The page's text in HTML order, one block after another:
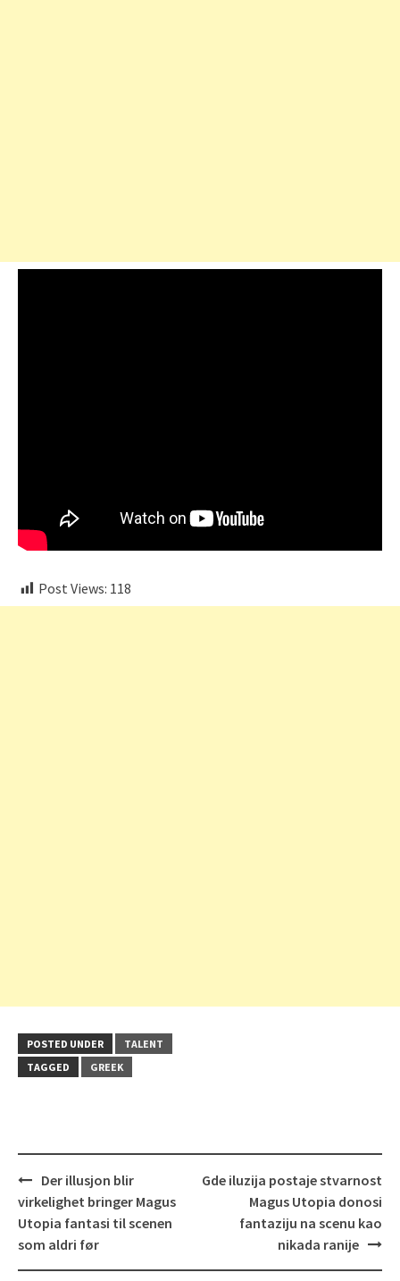
Post Views: 118
POSTED UNDER
TALENT
TAGGED
GREEK
Post
navigation
Der illusjon blir
virkelighet bringer Magus
Utopia fantasi til scenen
som aldri før
Gde iluzija postaje stvarnost
Magus Utopia donosi
fantaziju na scenu kao
nikada ranije